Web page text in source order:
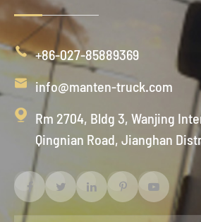
 +86-027-85889369
 info@manten-truck.com

Rm 2704, Bldg 3, Wanjing
Qingnian Road, Jianghan